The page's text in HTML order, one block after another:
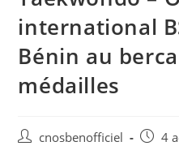
international
Bénin au
médailles
cnosbenofficiel
4